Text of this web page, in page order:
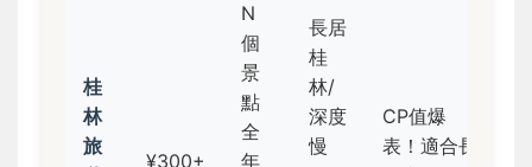
桂
林
旅
¥300+
N
個
景
點
全
年
長居
桂
林/
深度
慢
CP值爆
表！適合長